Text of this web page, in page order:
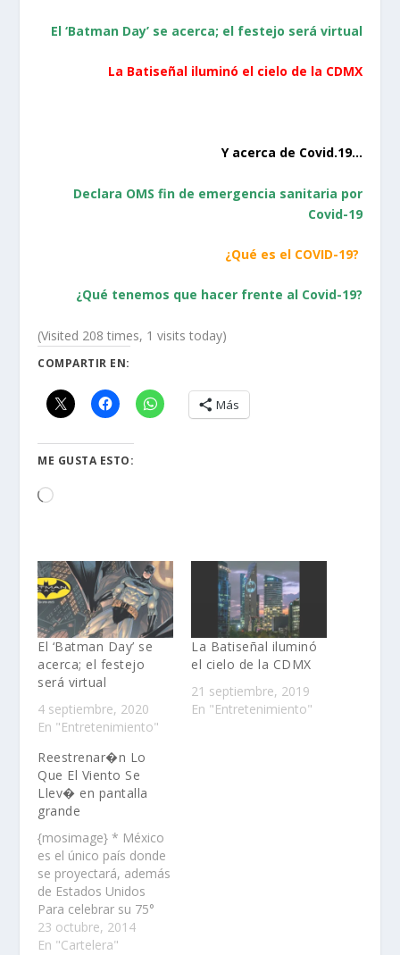
El ‘Batman Day’ se acerca; el festejo será virtual
La Batiseñal iluminó el cielo de la CDMX
Y acerca de Covid.19…
Declara OMS fin de emergencia sanitaria por
Covid-19
¿Qué es el COVID-19?
¿Qué tenemos que hacer frente al Covid-19?
(Visited 208 times, 1 visits today)
COMPARTIR EN:
Más
ME GUSTA ESTO:
Loading…
El ‘Batman Day’ se
acerca; el festejo
será virtual
4 septiembre, 2020
En "Entretenimiento"
La Batiseñal iluminó
el cielo de la CDMX
21 septiembre, 2019
En "Entretenimiento"
Reestrenar�n Lo
Que El Viento Se
Llev� en pantalla
grande
{mosimage} * México
es el único país donde
se proyectará, además
de Estados Unidos
Para celebrar su 75°
aniversario, el clásico
del cine Lo Que El
23 octubre, 2014
En "Cartelera"